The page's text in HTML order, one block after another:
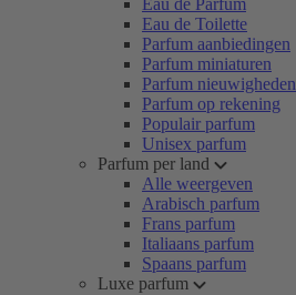
Eau de Parfum
Eau de Toilette
Parfum aanbiedingen
Parfum miniaturen
Parfum nieuwigheden
Parfum op rekening
Populair parfum
Unisex parfum
Parfum per land
Alle weergeven
Arabisch parfum
Frans parfum
Italiaans parfum
Spaans parfum
Luxe parfum